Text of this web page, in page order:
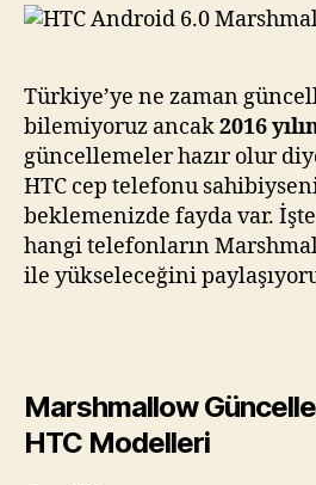
Türkiye’ye ne zaman
bilemiyoruz ancak2016
güncellemeler hazır olur
HTC cep telefonu
beklemenizde fayda var.
hangi telefonların
ile yükseleceğini
Marshmallow
HTC Modelleri